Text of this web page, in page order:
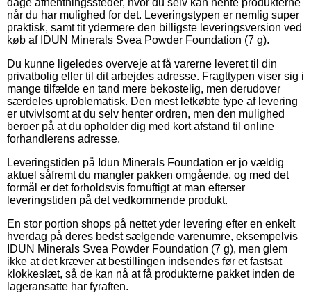
når du har mulighed for det. Leveringstypen er nemlig super
praktisk, samt tit ydermere den billigste leveringsversion ved
køb af IDUN Minerals Svea Powder Foundation (7 g).
Du kunne ligeledes overveje at få varerne leveret til din
privatbolig eller til dit arbejdes adresse. Fragttypen viser sig i
mange tilfælde en tand mere bekostelig, men derudover
særdeles uproblematisk. Den mest letkøbte type af levering
er utvivlsomt at du selv henter ordren, men den mulighed
beroer på at du opholder dig med kort afstand til online
forhandlerens adresse.
Leveringstiden på Idun Minerals Foundation er jo vældig
aktuel såfremt du mangler pakken omgående, og med det
formål er det forholdsvis fornuftigt at man efterser
leveringstiden på det vedkommende produkt.
En stor portion shops på nettet yder levering efter en enkelt
hverdag på deres bedst sælgende varenumre, eksempelvis
IDUN Minerals Svea Powder Foundation (7 g), men glem
ikke at det kræver at bestillingen indsendes før et fastsat
klokkeslæt, så de kan nå at få produkterne pakket inden de
lageransatte har fyraften.